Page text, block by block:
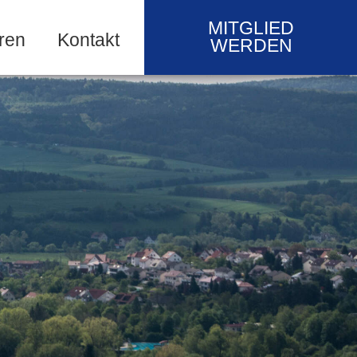
Kontakt
MITGLIED
WERDEN